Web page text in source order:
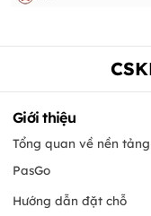
Giới thiệu
Tổng quan về nền tảng
PasGo
Hướng dẫn đặt chỗ